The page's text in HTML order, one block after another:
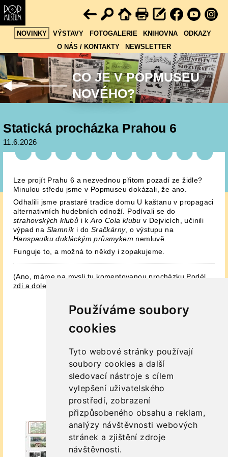
Používáme soubory
cookies
Tyto webové stránky používají
soubory cookies a další
sledovací nástroje s cílem
vylepšení uživatelského
prostředí, zobrazení
přizpůsobeného obsahu a reklam,
analýzy návštěvnosti webových
stránek a zjištění zdroje
návštěvnosti.
NOVINKY VÝSTAVY FOTOGALERIE KNIHOVNA
ODKAZY
O NÁS / KONTAKTY
NEWSLETTER
CO JE V POPMUSEU
NOVÉHO?
Statická procházka Prahou 6
11.6.2026
Lze projít Prahu 6 a nezvednou přitom pozadí ze židle?
Minulou středu jsme v Popmuseu dokázali, že ano.
Odhalili jsme prastaré tradice domu U kaštanu v propagaci
alternativních hudebních odnoží. Podívali se do
strahovských klubů i kAro Cola klubu v Dejvicích, učinili
výpad na Slamníki do Sračkárny, o výstupu na
Hanspaulku dukláckým průsmykem nemluvě.
Funguje to, a možná to někdy i zopakujeme.
(Ano, máme na mysli tu komentovanou procházku Podél
zdi a doleva s Radkem Diestlerem.